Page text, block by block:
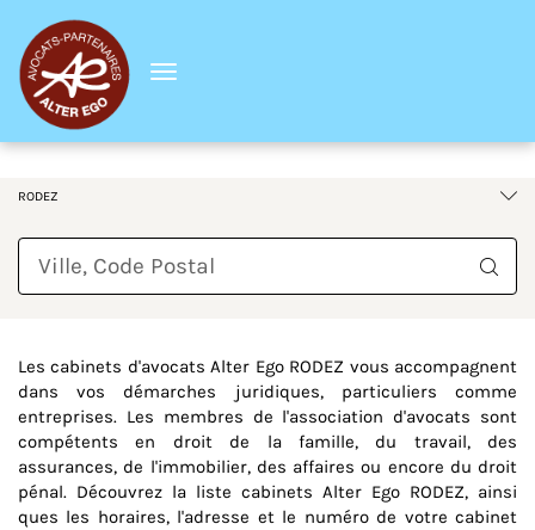
Menu
France
Occitanie
RODEZ
Requête
Les cabinets d'avocats Alter Ego RODEZ vous accompagnent
dans vos démarches juridiques, particuliers comme
entreprises. Les membres de l'association d'avocats sont
compétents en droit de la famille, du travail, des
assurances, de l'immobilier, des affaires ou encore du droit
pénal. Découvrez la liste cabinets Alter Ego RODEZ, ainsi
ques les horaires, l'adresse et le numéro de votre cabinet